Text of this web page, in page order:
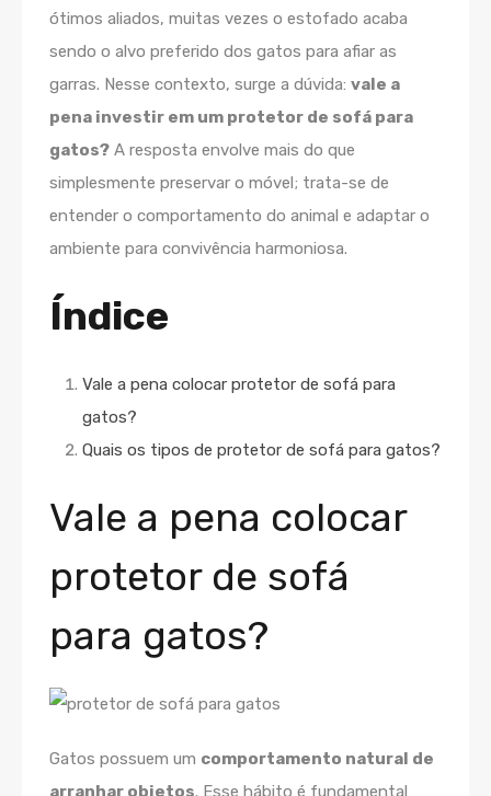
ótimos aliados, muitas vezes o estofado acaba
sendo o alvo preferido dos gatos para afiar as
garras. Nesse contexto, surge a dúvida: vale a
pena investir em um protetor de sofá para
gatos? A resposta envolve mais do que
simplesmente preservar o móvel; trata-se de
entender o comportamento do animal e adaptar o
ambiente para convivência harmoniosa.
Índice
Vale a pena colocar protetor de sofá para
gatos?
Quais os tipos de protetor de sofá para gatos?
Vale a pena colocar
protetor de sofá
para gatos?
Gatos possuem um comportamento natural de
arranhar objetos. Esse hábito é fundamental